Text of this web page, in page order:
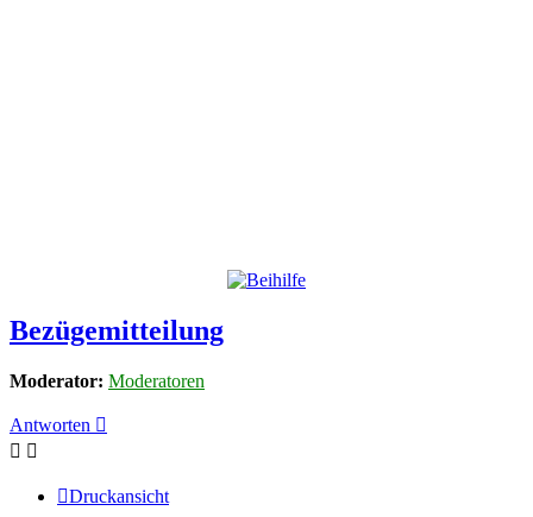
Bezügemitteilung
Moderator: Moderatoren
Antworten
Druckansicht